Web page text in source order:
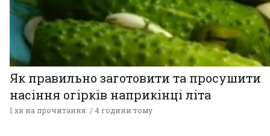
Як правильно заготовити та просушити
насіння огірків наприкінці літа
1 хв на прочитання 4 години тому